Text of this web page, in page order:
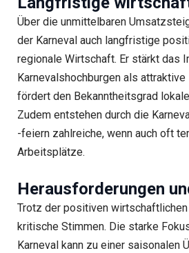
Über die unmittelbaren
der Karneval auch langfristige
regionale Wirtschaft. Er stärkt das
Karnevalshochburgen als
fördert den Bekanntheitsgrad
Zudem entstehen durch die
-feiern zahlreiche, wenn auch oft
Arbeitsplätze.
Herausforderungen
Trotz der positiven
kritische Stimmen. Die starke
Karneval kann zu einer saisonalen